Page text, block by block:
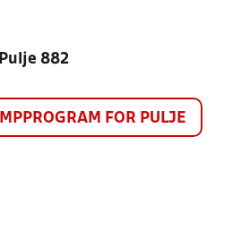
882
FOR PULJE